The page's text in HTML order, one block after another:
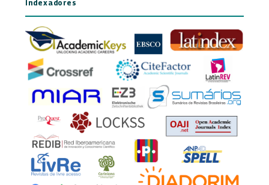
Indexadores